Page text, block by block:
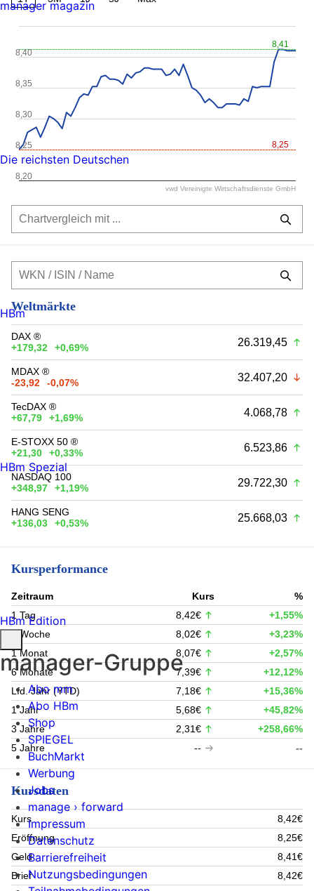
8,41
8,25
8,20
8,25
8,30
8,35
8,40
vwd Vereinigte Wirtschaftsdienste GmbH
Weltmärkte
DAX ®
+179,32
+0,69% 26.319,45
MDAX ®
-23,92
-0,07% 32.407,20
TecDAX ®
+67,79
+1,69% 4.068,78
E-STOXX 50 ®
+21,30
+0,33% 6.523,86
NASDAQ 100
+348,97
+1,19% 29.722,30
HANG SENG
+136,03
+0,53% 25.668,03
Kursperformance
Zeitraum Kurs
%
1 Tag
8,42€
+1,55%
1 Woche
8,02€
+3,23%
1 Monat
8,07€
+2,57%
6 Monate
7,39€
+12,12%
Lfd. Jahr (YTD)
7,18€
+15,36%
1 Jahr
5,68€
+45,82%
3 Jahre
2,31€
+258,66%
5 Jahre
-- --
Kursdaten
Kurs
8,42€
Eröffnung
8,25€
Geld
8,41€
Brief
8,42€
manager magazin
Die reichsten Deutschen
HBm
HBm Spezial
HBm Edition
manager-Gruppe
Abo mm
Abo HBm
Shop
SPIEGEL
BuchMarkt
Werbung
Jobs
manage › forward
Impressum
Datenschutz
Barrierefreiheit
Nutzungsbedingungen